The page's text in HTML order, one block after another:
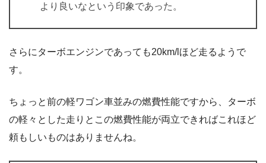
より良いなという印象であった。
さらにターボエンジンであっても20km/lほど走るようで
す。
ちょっと前の軽ワゴン車並みの燃費性能ですから、ターボ
の軽々とした走りとこの燃費性能が両立できればこれほど
頼もしいものはありませんね。